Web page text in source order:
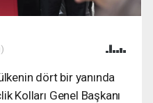
dört bir yanında
Kolları Genel Başkanı